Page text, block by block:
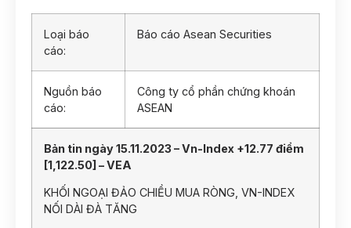
Loại báo
cáo:
Báo cáo Asean Securities
Nguồn báo
cáo:
Công ty cổ phần chứng khoán
ASEAN
Bản tin ngày 15.11.2023 – Vn-Index +12.77 điểm
[1,122.50] – VEA
KHỐI NGOẠI ĐẢO CHIỀU MUA RÒNG, VN-INDEX
NỐI DÀI ĐÀ TĂNG